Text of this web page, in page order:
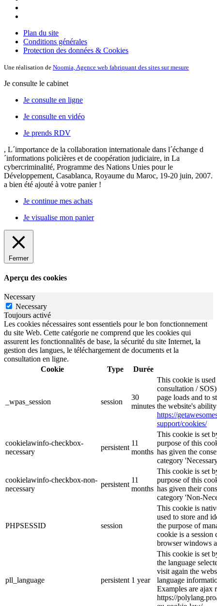
Plan du site
Conditions générales
Protection des données & Cookies
Une réalisation de Noomia, Agence web fabriquant des sites sur mesure
Je consulte le cabinet
Je consulte en ligne
Je consulte en vidéo
Je prends RDV
, L´importance de la collaboration internationale dans l´échange d
´informations policières et de coopération judiciaire, in La
cybercriminalité, Programme des Nations Unies pour le
Développement, Casablanca, Royaume du Maroc, 19-20 juin, 2007.
a bien été ajouté à votre panier !
Je continue mes achats
Je visualise mon panier
Fermer
Aperçu des cookies
Necessary
Necessary
Toujours activé
Les cookies nécessaires sont essentiels pour le bon fonctionnement
du site Web. Cette catégorie ne comprend que les cookies qui
assurent les fonctionnalités de base, la sécurité du site Internet, la
gestion des langues, le téléchargement de documents et la
consultation en ligne.
Cookie
Type Durée
_wpas_session session
30
minutes
This cookie is
consultation /
page loads and to
the website's
https://
support/cookies/
cookielawinfo-checkbox-
necessary
persistent
11
months
This cookie is set
purpose of this
has given the
category
cookielawinfo-checkbox-non-
necessary
persistent
11
months
This cookie is set
purpose of this
has given their
category 'Non-
PHPSESSID session
This cookie is
used to store and
the purpose of
cookie is a session
browser windows
pll_language persistent 1 year
This cookie is set
the language
visit again the
language
Examples are ajax
https://